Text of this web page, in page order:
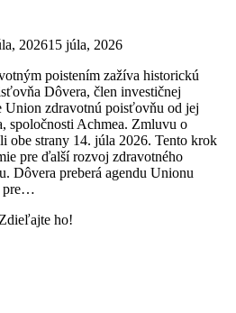
202615 júla, 2026
poistením zažíva historickú
Dôvera, člen investičnej
Union zdravotnú poisťovňu od jej
spoločnosti Achmea. Zmluvu o
obe strany 14. júla 2026. Tento krok
pre ďalší rozvoj zdravotného
Dôvera preberá agendu Unionu
pre…
ho!